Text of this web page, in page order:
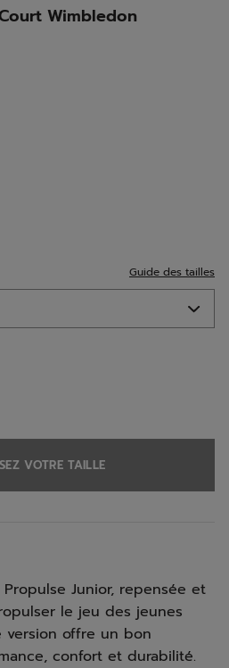
Wimbledon
Guide des tailles
VOTRE TAILLE
Junior, repensée et
le jeu des jeunes
version offre un bon
confort et durabilité.